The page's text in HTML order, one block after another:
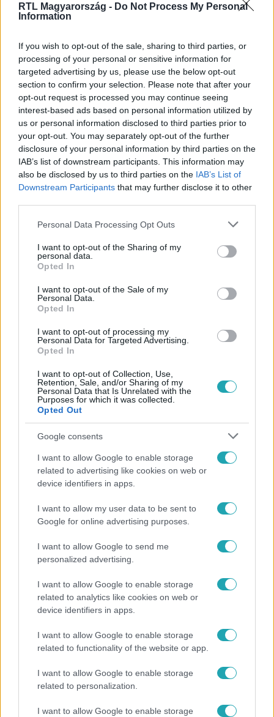
RTL Magyarország - Do Not Process My Personal
Information
If you wish to opt-out of the sale, sharing to third parties, or
processing of your personal or sensitive information for
targeted advertising by us, please use the below opt-out
section to confirm your selection. Please note that after your
opt-out request is processed you may continue seeing
interest-based ads based on personal information utilized by
us or personal information disclosed to third parties prior to
your opt-out. You may separately opt-out of the further
disclosure of your personal information by third parties on the
IAB’s list of downstream participants. This information may
also be disclosed by us to third parties on the IAB’s List of
Downstream Participants that may further disclose it to other
Please note that this website/app uses one or more Google
not limited to your visit or usage behaviour. You may click to
grant or deny consent to Google and its third-party tags to
use your data for below specified purposes in below Google
consent section.
Personal Data Processing Opt Outs
I want to opt-out of the Sharing of my
personal data.
Opted In
I want to opt-out of the Sale of my
Personal Data.
Opted In
I want to opt-out of processing my
Personal Data for Targeted Advertising.
Opted In
I want to opt-out of Collection, Use,
Retention, Sale, and/or Sharing of my
Personal Data that Is Unrelated with the
Purposes for which it was collected.
Opted Out
Google consents
I want to allow Google to enable storage
related to advertising like cookies on web or
device identifiers in apps.
I want to allow my user data to be sent to
Google for online advertising purposes.
I want to allow Google to send me
personalized advertising.
I want to allow Google to enable storage
related to analytics like cookies on web or
device identifiers in apps.
I want to allow Google to enable storage
related to functionality of the website or app.
I want to allow Google to enable storage
related to personalization.
I want to allow Google to enable storage
Kövess minket, és értesülj a friss hírekről a
Facebookon is!
Követem
CINEMAKLUB JOHN BOYEGA STAR WARS
#AZ ÉBREDŐ ERŐ #MEGLEPETÉS # GYEREKEK
Véget ért a közös munka! Balogh Levente